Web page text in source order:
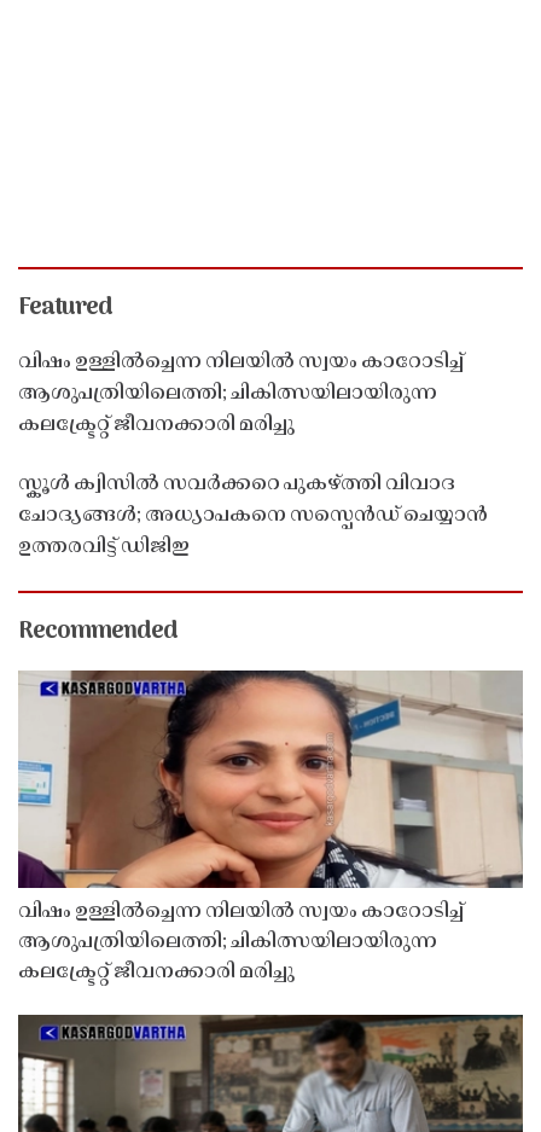
Featured
വിഷം ഉള്ളിൽച്ചെന്ന നിലയിൽ സ്വയം കാറോടിച്ച്
ആശുപത്രിയിലെത്തി; ചികിത്സയിലായിരുന്ന
കലക്ട്രേറ്റ് ജീവനക്കാരി മരിച്ചു
സ്കൂൾ ക്വിസിൽ സവർക്കറെ പുകഴ്ത്തി വിവാദ
ചോദ്യങ്ങൾ; അധ്യാപകനെ സസ്പെൻഡ് ചെയ്യാൻ
ഉത്തരവിട്ട് ഡിജിഇ
Recommended
വിഷം ഉള്ളിൽച്ചെന്ന നിലയിൽ സ്വയം കാറോടിച്ച്
ആശുപത്രിയിലെത്തി; ചികിത്സയിലായിരുന്ന
കലക്ട്രേറ്റ് ജീവനക്കാരി മരിച്ചു